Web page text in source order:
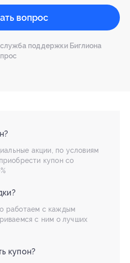
вопрос
поддержки Биглиона
акции, по условиям
купон со
работаем с каждым
с ним о лучших
купон?